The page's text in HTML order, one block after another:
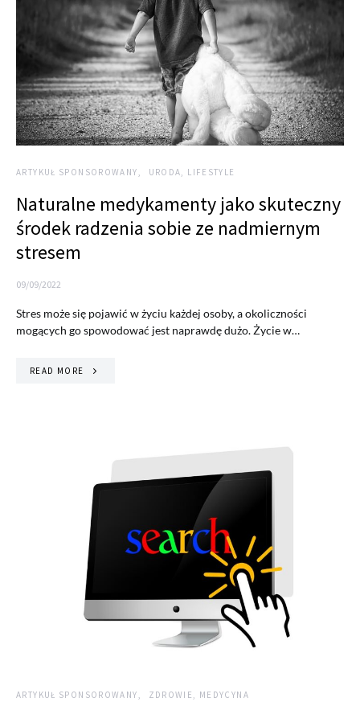
ARTYKUŁ SPONSOROWANY URODA, LIFESTYLE
Naturalne medykamenty jako skuteczny
środek radzenia sobie ze nadmiernym
stresem
09/09/2022
Stres może się pojawić w życiu każdej osoby, a okoliczności
mogących go spowodować jest naprawdę dużo. Życie w…
READ MORE
ARTYKUŁ SPONSOROWANY ZDROWIE, MEDYCYNA